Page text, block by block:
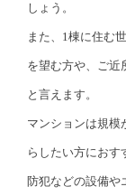
しょう。
また、1棟に住む
を望む方や、ご近
と言えます。
マンションは規模
らしたい方におす
防犯などの設備や